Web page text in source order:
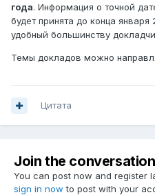
года. Информация о точной
будет принята до конца
удобный большинству
Темы докладов можно
Цитата
Join the conversation
You can post now and register
sign in now to post with your